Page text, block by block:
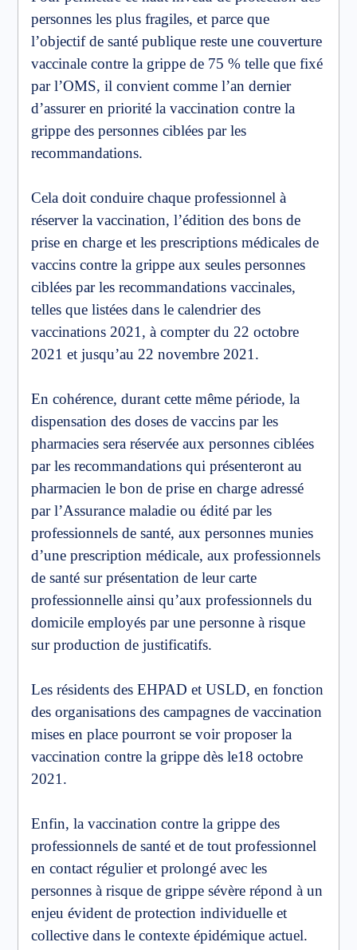
personnes les plus fragiles, et parce que
l’objectif de santé publique reste une couverture
vaccinale contre la grippe de 75 % telle que fixé
par l’OMS, il convient comme l’an dernier
d’assurer en priorité la vaccination contre la
grippe des personnes ciblées par les
recommandations.
Cela doit conduire chaque professionnel à
réserver la vaccination, l’édition des bons de
prise en charge et les prescriptions médicales de
vaccins contre la grippe aux seules personnes
ciblées par les recommandations vaccinales,
telles que listées dans le calendrier des
vaccinations 2021, à compter du 22 octobre
2021 et jusqu’au 22 novembre 2021.
En cohérence, durant cette même période, la
dispensation des doses de vaccins par les
pharmacies sera réservée aux personnes ciblées
par les recommandations qui présenteront au
pharmacien le bon de prise en charge adressé
par l’Assurance maladie ou édité par les
professionnels de santé, aux personnes munies
d’une prescription médicale, aux professionnels
de santé sur présentation de leur carte
professionnelle ainsi qu’aux professionnels du
domicile employés par une personne à risque
sur production de justificatifs.
Les résidents des EHPAD et USLD, en fonction
des organisations des campagnes de vaccination
mises en place pourront se voir proposer la
vaccination contre la grippe dès le18 octobre
2021.
Enfin, la vaccination contre la grippe des
professionnels de santé et de tout professionnel
en contact régulier et prolongé avec les
personnes à risque de grippe sévère répond à un
enjeu évident de protection individuelle et
collective dans le contexte épidémique actuel.